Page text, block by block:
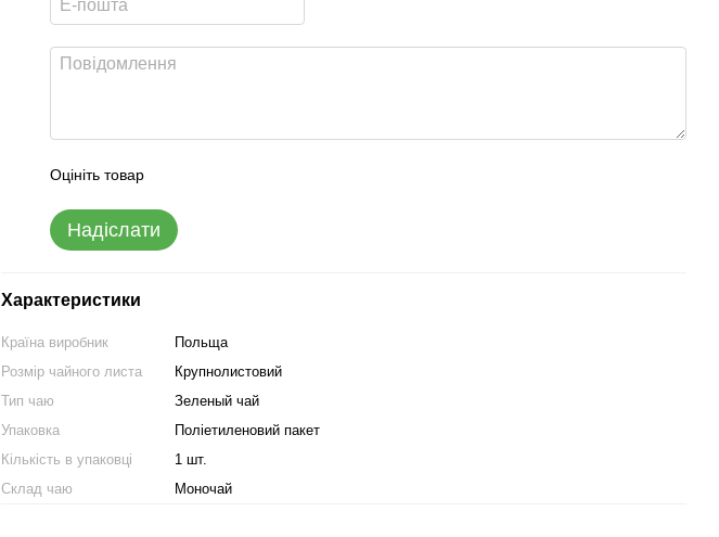
Оцініть товар
Надіслати
Характеристики
Країна виробник
Польща
Розмір чайного листа
Крупнолистовий
Тип чаю
Зеленый чай
Упаковка
Поліетиленовий пакет
Кількість в упаковці
1 шт.
Склад чаю
Моночай